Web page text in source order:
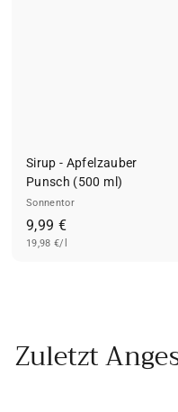
Sirup - Apfelzauber
Punsch (500 ml)
Sonnentor
9,99 €9
,
19,98 €/l
Zuletzt